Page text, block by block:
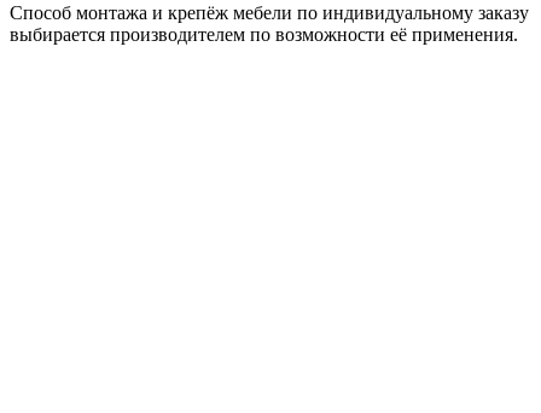
Способ монтажа и крепёж мебели по индивидуальному заказу
выбирается производителем по возможности её применения.